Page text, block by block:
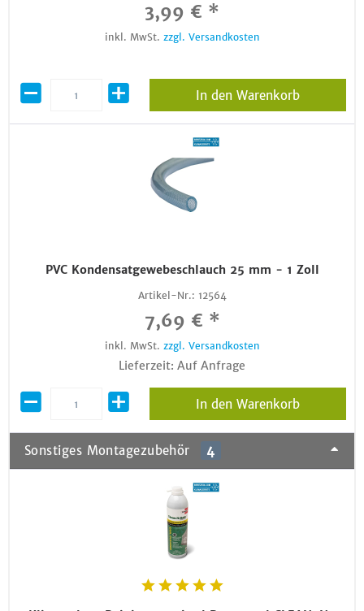
3,99 € *
inkl. MwSt. zzgl. Versandkosten
In den Warenkorb
PVC Kondensatgewebeschlauch 25 mm - 1 Zoll
Artikel-Nr.: 12564
7,69 € *
inkl. MwSt. zzgl. Versandkosten
Lieferzeit: Auf Anfrage
In den Warenkorb
Sonstiges Montagezubehör 4